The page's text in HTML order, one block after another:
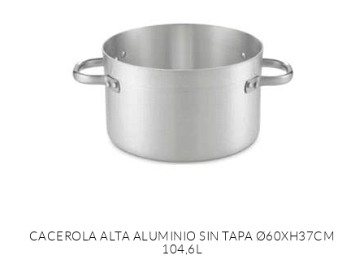
CACEROLA ALTA ALUMINIO SIN TAPA Ø60XH37CM
104,6L